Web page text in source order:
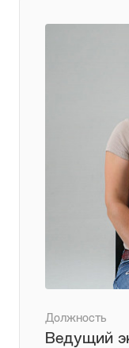
Должность
Ведущий